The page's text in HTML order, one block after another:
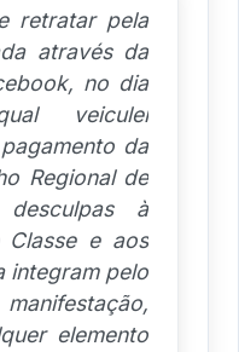
retratar pela
através da
no dia
veiculei
da
Regional de
desculpas à
Classe e aos
integram pelo
elemento